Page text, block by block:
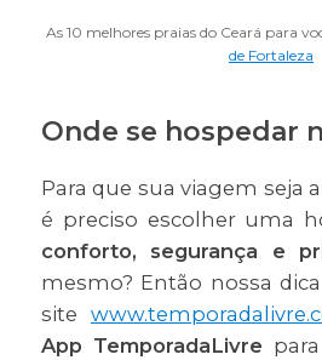
As 10 melhores praias do Ceará para
de Fortaleza
Onde se hospedar
Para que sua viagem seja
é preciso escolher uma
conforto, segurança e
mesmo? Então nossa
site
App TemporadaLivre